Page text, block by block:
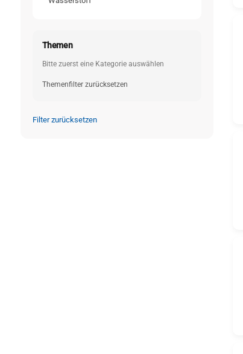
Themen
Bitte zuerst eine Kategorie auswählen
Themenfilter zurücksetzen
Filter zurücksetzen